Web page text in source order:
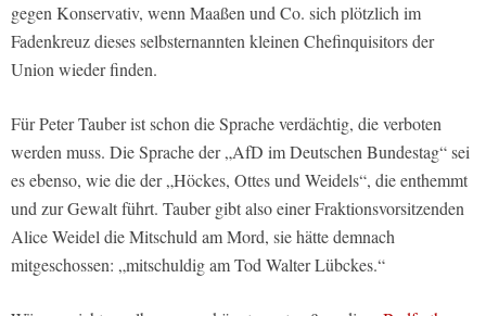
gegen Konservativ, wenn Maaßen und Co. sich plötzlich im
Fadenkreuz dieses selbsternannten kleinen Chefinquisitors der
Union wieder finden.
Für Peter Tauber ist schon die Sprache verdächtig, die verboten
werden muss. Die Sprache der „AfD im Deutschen Bundestag“ sei
es ebenso, wie die der „Höckes, Ottes und Weidels“, die enthemmt
und zur Gewalt führt. Tauber gibt also einer Fraktionsvorsitzenden
Alice Weidel die Mitschuld am Mord, sie hätte demnach
mitgeschossen: „mitschuldig am Tod Walter Lübckes.“